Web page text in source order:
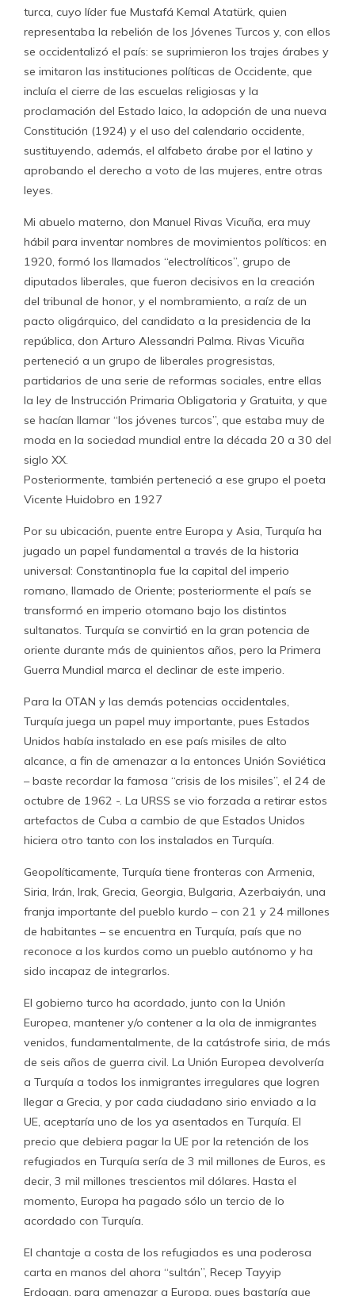
turca, cuyo líder fue Mustafá Kemal Atatürk, quien
representaba la rebelión de los Jóvenes Turcos y, con ellos
se occidentalizó el país: se suprimieron los trajes árabes y
se imitaron las instituciones políticas de Occidente, que
incluía el cierre de las escuelas religiosas y la
proclamación del Estado laico, la adopción de una nueva
Constitución (1924) y el uso del calendario occidente,
sustituyendo, además, el alfabeto árabe por el latino y
aprobando el derecho a voto de las mujeres, entre otras
leyes.
Mi abuelo materno, don Manuel Rivas Vicuña, era muy
hábil para inventar nombres de movimientos políticos: en
1920, formó los llamados “electrolíticos”, grupo de
diputados liberales, que fueron decisivos en la creación
del tribunal de honor, y el nombramiento, a raíz de un
pacto oligárquico, del candidato a la presidencia de la
república, don Arturo Alessandri Palma. Rivas Vicuña
perteneció a un grupo de liberales progresistas,
partidarios de una serie de reformas sociales, entre ellas
la ley de Instrucción Primaria Obligatoria y Gratuita, y que
se hacían llamar “los jóvenes turcos”, que estaba muy de
moda en la sociedad mundial entre la década 20 a 30 del
siglo XX.
Posteriormente, también perteneció a ese grupo el poeta
Vicente Huidobro en 1927
Por su ubicación, puente entre Europa y Asia, Turquía ha
jugado un papel fundamental a través de la historia
universal: Constantinopla fue la capital del imperio
romano, llamado de Oriente; posteriormente el país se
transformó en imperio otomano bajo los distintos
sultanatos. Turquía se convirtió en la gran potencia de
oriente durante más de quinientos años, pero la Primera
Guerra Mundial marca el declinar de este imperio.
Para la OTAN y las demás potencias occidentales,
Turquía juega un papel muy importante, pues Estados
Unidos había instalado en ese país misiles de alto
alcance, a fin de amenazar a la entonces Unión Soviética
– baste recordar la famosa “crisis de los misiles”, el 24 de
octubre de 1962 -. La URSS se vio forzada a retirar estos
artefactos de Cuba a cambio de que Estados Unidos
hiciera otro tanto con los instalados en Turquía.
Geopolíticamente, Turquía tiene fronteras con Armenia,
Siria, Irán, Irak, Grecia, Georgia, Bulgaria, Azerbaiyán, una
franja importante del pueblo kurdo – con 21 y 24 millones
de habitantes – se encuentra en Turquía, país que no
reconoce a los kurdos como un pueblo autónomo y ha
sido incapaz de integrarlos.
El gobierno turco ha acordado, junto con la Unión
Europea, mantener y/o contener a la ola de inmigrantes
venidos, fundamentalmente, de la catástrofe siria, de más
de seis años de guerra civil. La Unión Europea devolvería
a Turquía a todos los inmigrantes irregulares que logren
llegar a Grecia, y por cada ciudadano sirio enviado a la
UE, aceptaría uno de los ya asentados en Turquía. El
precio que debiera pagar la UE por la retención de los
refugiados en Turquía sería de 3 mil millones de Euros, es
decir, 3 mil millones trescientos mil dólares. Hasta el
momento, Europa ha pagado sólo un tercio de lo
acordado con Turquía.
El chantaje a costa de los refugiados es una poderosa
carta en manos del ahora “sultán”, Recep Tayyip
Erdogan, para amenazar a Europa, pues bastaría que